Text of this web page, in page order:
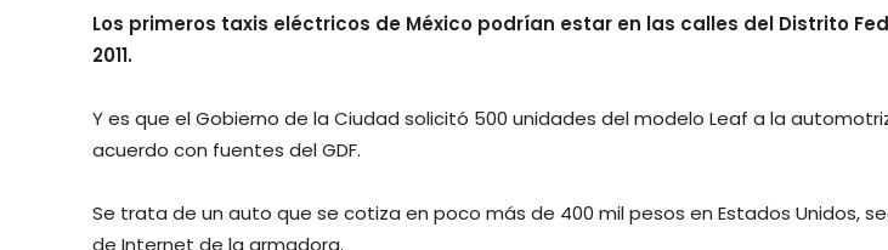
Los primeros taxis eléctricos de México podrían estar en las calles del Distrito
2011.
Y es que el Gobierno de la Ciudad solicitó 500 unidades del modelo Leaf a la
acuerdo con fuentes del GDF.
Se trata de un auto que se cotiza en poco más de 400 mil pesos en Estados Unidos,
de Internet de la armadora.